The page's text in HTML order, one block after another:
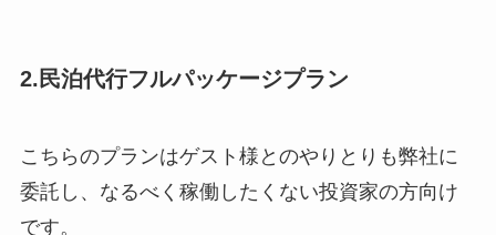
2.民泊代行フルパッケージプラン
こちらのプランはゲスト様とのやりとりも弊社に
委託し、なるべく稼働したくない投資家の方向け
です。